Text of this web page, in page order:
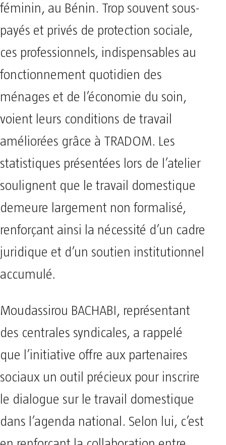
féminin, au Bénin. Trop souvent sous-
payés et privés de protection sociale,
ces professionnels, indispensables au
fonctionnement quotidien des
ménages et de l’économie du soin,
voient leurs conditions de travail
améliorées grâce à TRADOM. Les
statistiques présentées lors de l’atelier
soulignent que le travail domestique
demeure largement non formalisé,
renforçant ainsi la nécessité d’un cadre
juridique et d’un soutien institutionnel
accumulé.
Moudassirou BACHABI, représentant
des centrales syndicales, a rappelé
que l’initiative offre aux partenaires
sociaux un outil précieux pour inscrire
le dialogue sur le travail domestique
dans l’agenda national. Selon lui, c’est